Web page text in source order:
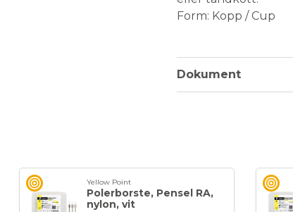
Form: Kopp / Cup
Dokument
Yellow Point
Polerborste, Pensel RA,
nylon, vit